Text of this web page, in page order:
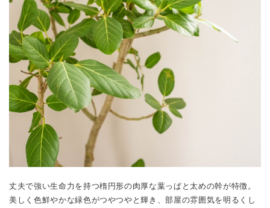
丈夫で強い生命力を持つ楕円形の肉厚な葉っぱと太めの幹が特徴。
美しく色鮮やかな緑色がつやつやと輝き、部屋の雰囲気を明るくし